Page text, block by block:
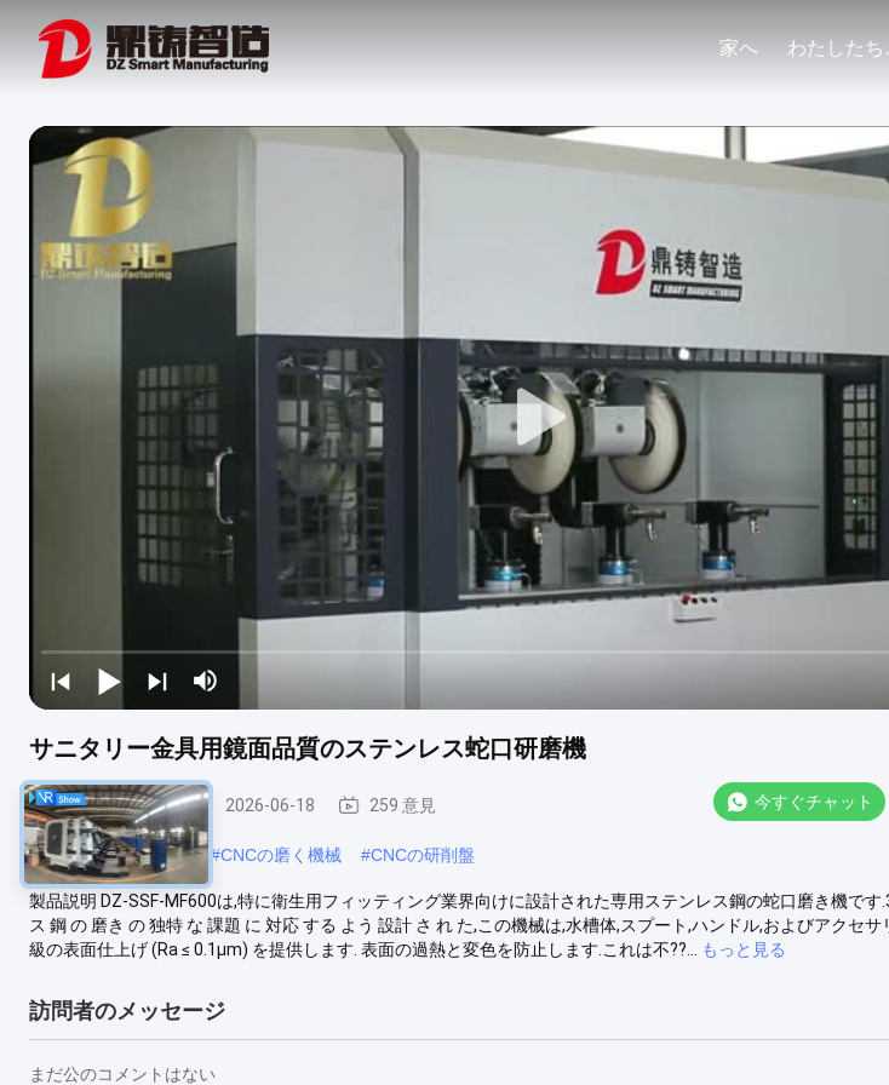
家へ わ
サニタリー金具用鏡面品質のステンレス蛇口研磨機
CNCの磨く機械 2026-06-18 259 意見 今すぐチャット
#産業金属の磨く機械 #CNCの磨く機械 #CNCの研削盤
製品説明 DZ-SSF-MF600は,特に衛生用フィッティング業界向けに設計された専用ステンレス鋼の蛇口磨き機です
ス 鋼 の 磨き の 独特 な 課題 に 対応 する よう 設計 さ れ た,この機械は,水槽体,スプート,ハンドル,およびアクセ
級の表面仕上げ (Ra ≤ 0.1μm) を提供します. 表面の過熱と変色を防止します.これは不??...
もっと見る
訪問者のメッセージ
まだ公のコメントはない